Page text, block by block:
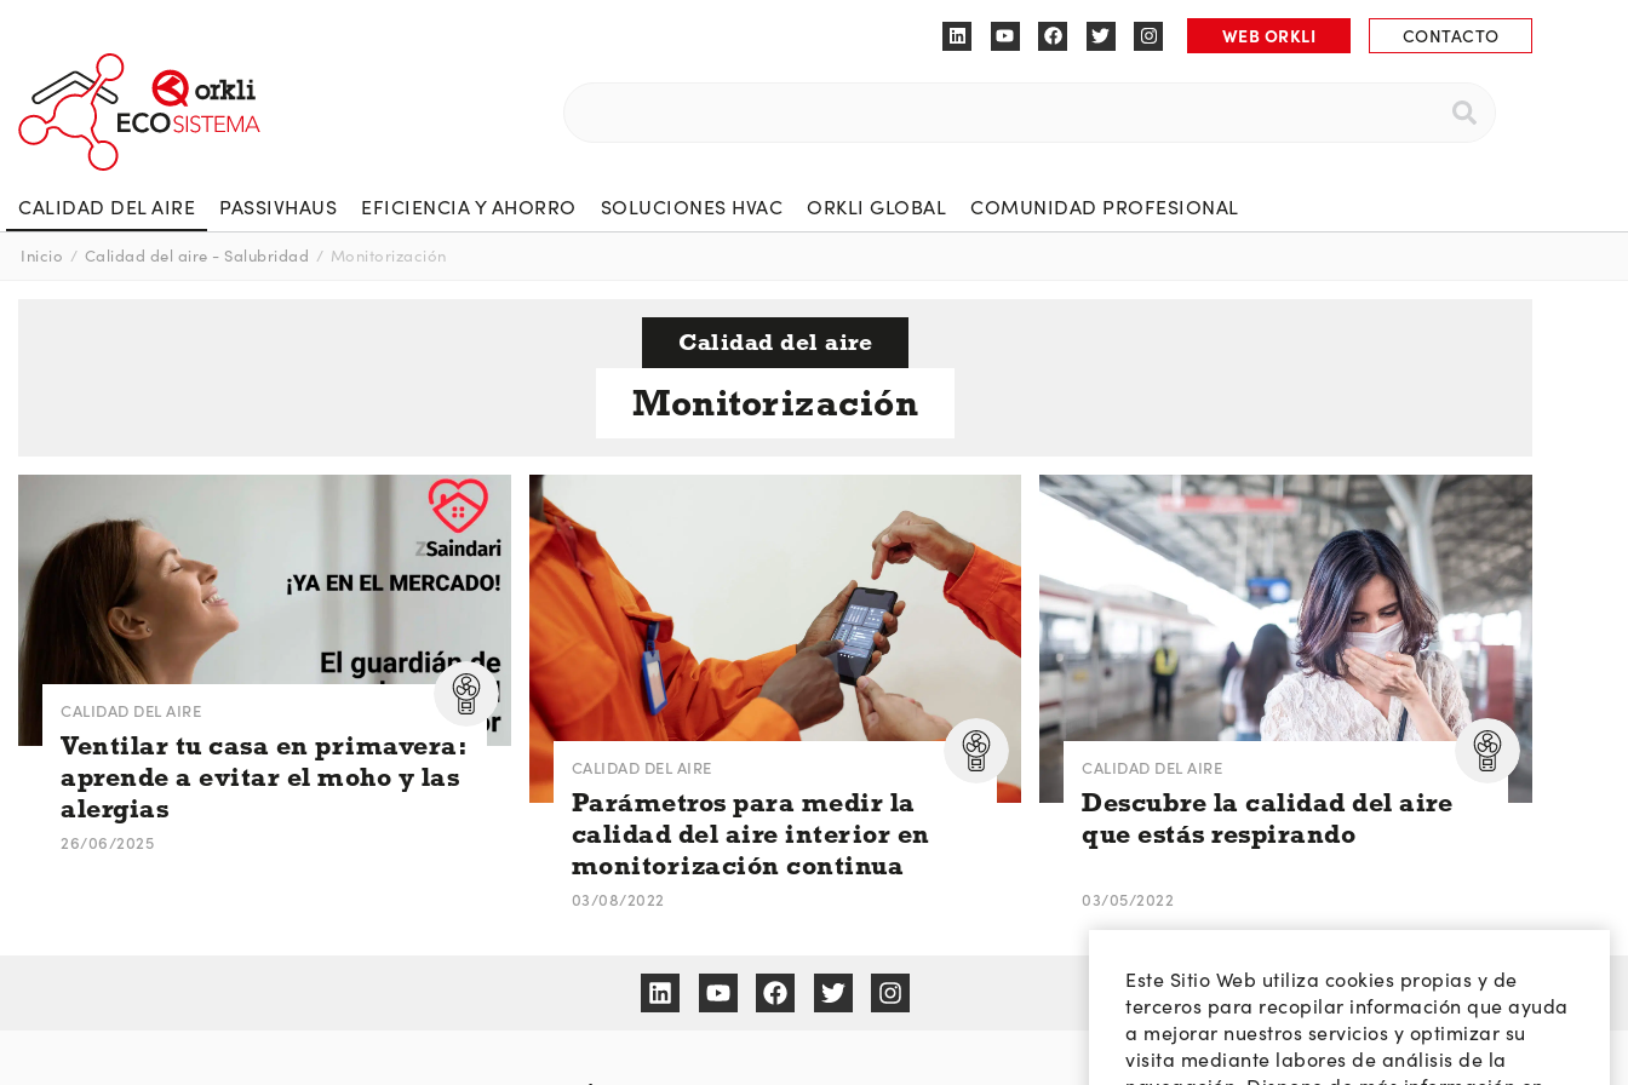
WEB ORKLI CONTACTO
CALIDAD DEL AIRE PASSIVHAUS EFICIENCIA Y AHORRO SOLUCIONES HVAC ORKLI GLOBAL COMUNIDAD PROFESIONAL
Inicio / Calidad del aire - Salubridad / Monitorización
Calidad del aire
Monitorización
CALIDAD DEL AIRE
Ventilar tu casa en primavera:
aprende a evitar el moho y las
alergias
26/06/2025
CALIDAD DEL AIRE
Parámetros para medir la
calidad del aire interior en
monitorización continua
03/08/2022
CALIDAD DEL AIRE
Descubre la calidad del aire
que estás respirando
03/05/2022
Este Sitio Web utiliza cookies propias y de
terceros para recopilar información que ayuda
a mejorar nuestros servicios y optimizar su
visita mediante labores de análisis de la